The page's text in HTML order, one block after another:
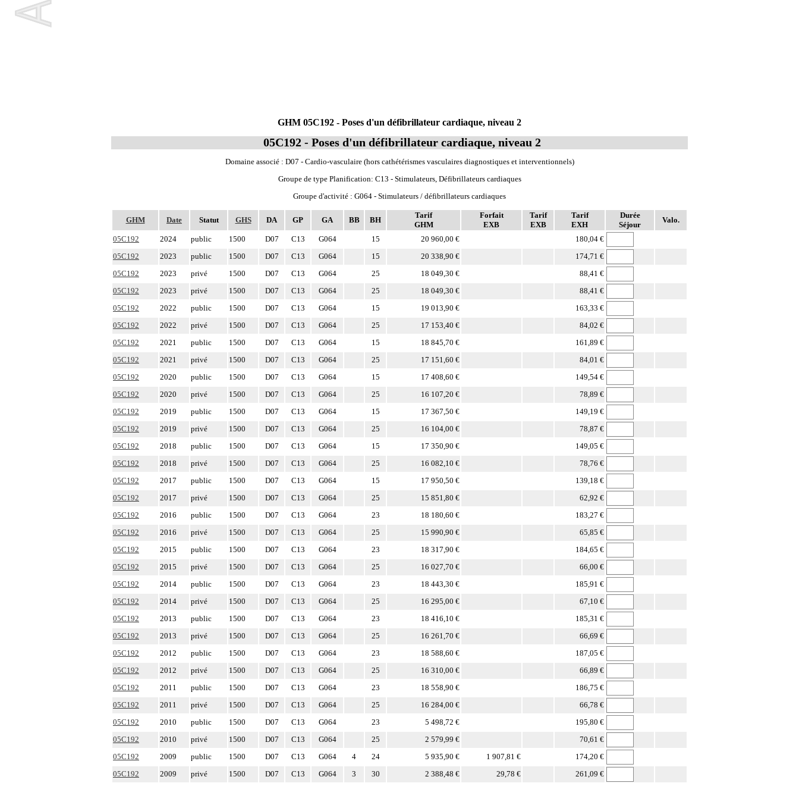
GHM Date Statut GHS DA GP GA BB BH
Tarif
GHM
Forfait
EXB
Tarif
EXB
Tarif
EXH
Durée
Séjour
Valo.
05C192 2024 public 1500 D07 C13 G064 15 20 960,00 €
180,04 €
05C192
2023 public 1500 D07 C13 G064 15 20 338,90 €
174,71 €
05C192
2023 privé 1500 D07 C13 G064 25 18 049,30 €
88,41 €
05C192
2023 privé 1500 D07 C13 G064 25 18 049,30 €
88,41 €
05C192
2022 public 1500 D07 C13 G064 15 19 013,90 €
163,33 €
05C192
2022 privé 1500 D07 C13 G064 25 17 153,40 €
84,02 €
05C192
2021 public 1500 D07 C13 G064 15 18 845,70 €
161,89 €
05C192
2021 privé 1500 D07 C13 G064 25 17 151,60 €
84,01 €
05C192
2020 public 1500 D07 C13 G064 15 17 408,60 €
149,54 €
05C192
2020 privé 1500 D07 C13 G064 25 16 107,20 €
78,89 €
05C192
2019 public 1500 D07 C13 G064 15 17 367,50 €
149,19 €
05C192
2019 privé 1500 D07 C13 G064 25 16 104,00 €
78,87 €
05C192
2018 public 1500 D07 C13 G064 15 17 350,90 €
149,05 €
05C192
2018 privé 1500 D07 C13 G064 25 16 082,10 €
78,76 €
05C192
2017 public 1500 D07 C13 G064 15 17 950,50 €
139,18 €
05C192
2017 privé 1500 D07 C13 G064 25 15 851,80 €
62,92 €
05C192
2016 public 1500 D07 C13 G064 23 18 180,60 €
183,27 €
05C192
2016 privé 1500 D07 C13 G064 25 15 990,90 €
65,85 €
05C192
2015 public 1500 D07 C13 G064 23 18 317,90 €
184,65 €
05C192
2015 privé 1500 D07 C13 G064 25 16 027,70 €
66,00 €
05C192
2014 public 1500 D07 C13 G064 23 18 443,30 €
185,91 €
05C192
2014 privé 1500 D07 C13 G064 25 16 295,00 €
67,10 €
05C192
2013 public 1500 D07 C13 G064 23 18 416,10 €
185,31 €
05C192
2013 privé 1500 D07 C13 G064 25 16 261,70 €
66,69 €
05C192
2012 public 1500 D07 C13 G064 23 18 588,60 €
187,05 €
05C192
2012 privé 1500 D07 C13 G064 25 16 310,00 €
66,89 €
05C192
2011 public 1500 D07 C13 G064 23 18 558,90 €
186,75 €
05C192
2011 privé 1500 D07 C13 G064 25 16 284,00 €
66,78 €
05C192
2010 public 1500 D07 C13 G064 23 5 498,72 €
195,80 €
05C192
2010 privé 1500 D07 C13 G064 25 2 579,99 €
70,61 €
05C192
2009 public 1500 D07 C13 G064 4 24 5 935,90 € 1 907,81 €
174,20 €
05C192
2009 privé 1500 D07 C13 G064 3 30 2 388,48 € 29,78 € 261,09 €
GHM 05C192 - Poses d'un défibrillateur cardiaque, niveau 2
05C192 - Poses d'un défibrillateur cardiaque, niveau 2
Domaine associé : D07 - Cardio-vasculaire (hors cathétérismes vasculaires diagnostiques et interventionnels)
Groupe de type Planification: C13 - Stimulateurs, Défibrillateurs cardiaques
Groupe d'activité : G064 - Stimulateurs / défibrillateurs cardiaques